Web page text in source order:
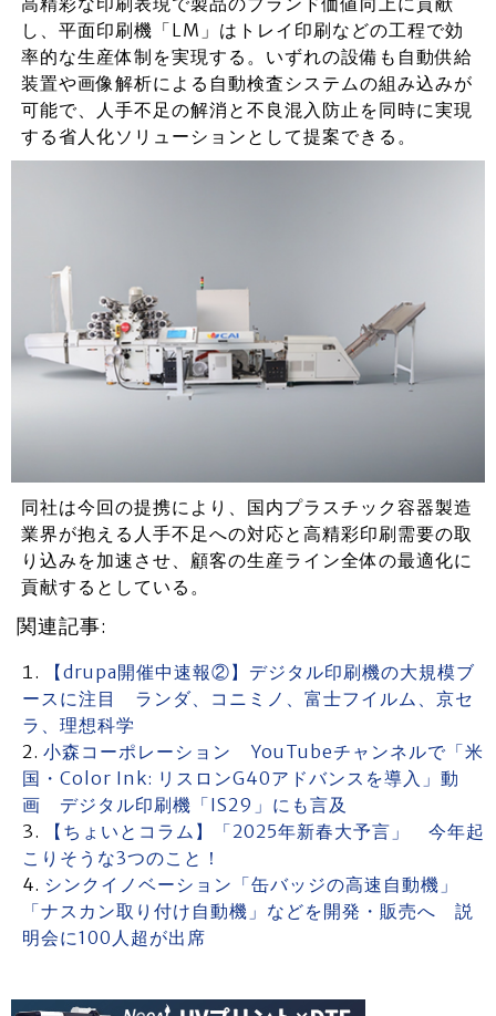
し、平面印刷機「LM」はトレイ印刷などの工程で効
率的な生産体制を実現する。いずれの設備も自動供給
装置や画像解析による自動検査システムの組み込みが
可能で、人手不足の解消と不良混入防止を同時に実現
する省人化ソリューションとして提案できる。
同社は今回の提携により、国内プラスチック容器製造
業界が抱える人手不足への対応と高精彩印刷需要の取
り込みを加速させ、顧客の生産ライン全体の最適化に
貢献するとしている。
関連記事:
【drupa開催中速報②】デジタル印刷機の大規模ブ
ースに注目 ランダ、コニミノ、富士フイルム、京セ
ラ、理想科学
小森コーポレーション YouTubeチャンネルで「米
国・Color Ink: リスロンG40アドバンスを導入」動
画 デジタル印刷機「IS29」にも言及
【ちょいとコラム】「2025年新春大予言」 今年起
こりそうな3つのこと！
シンクイノベーション「缶バッジの高速自動機」
「ナスカン取り付け自動機」などを開発・販売へ 説
明会に100人超が出席